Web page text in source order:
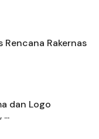
Rencana Rakernas
dan Logo